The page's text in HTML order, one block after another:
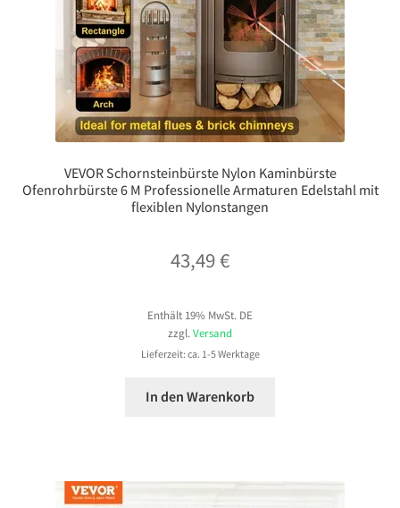
VEVOR Schornsteinbürste Nylon Kaminbürste
Ofenrohrbürste 6 M Professionelle Armaturen Edelstahl mit
flexiblen Nylonstangen
43,49€
Enthält 19% MwSt. DE
zzgl. Versand
Lieferzeit: ca. 1-5 Werktage
In den Warenkorb